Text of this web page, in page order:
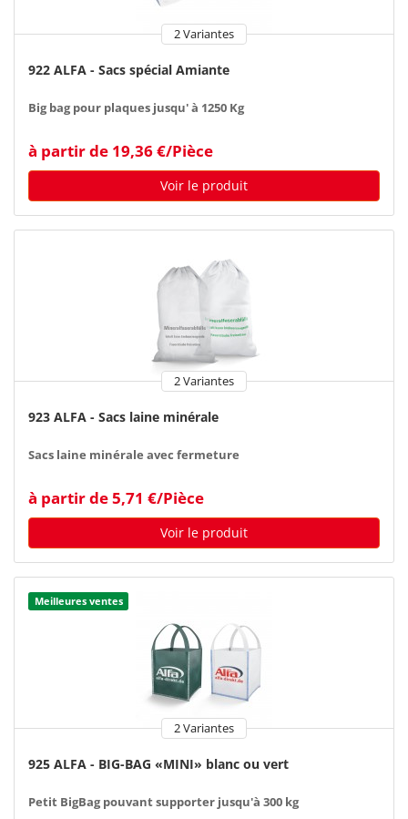
2 Variantes
922 ALFA - Sacs spécial Amiante
Big bag pour plaques jusqu' à 1250 Kg
à partir de 19,36 €/Pièce
Voir le produit
2 Variantes
923 ALFA - Sacs laine minérale
Sacs laine minérale avec fermeture
à partir de 5,71 €/Pièce
Voir le produit
Meilleures ventes
2 Variantes
925 ALFA - BIG-BAG «MINI» blanc ou vert
Petit BigBag pouvant supporter jusqu'à 300 kg